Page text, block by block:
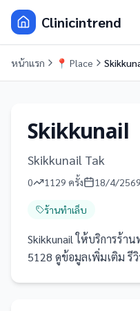
Clinicintrend
หน้าแรก 📍 Place
Skikkunail
Skikkunail Tak
0 1129 ครั้ง 18/4/2569
ร้านทำเล็บ
Skikkunail ให้บริการร้า
5128 ดูข้อมูลเพิ่มเติม รี